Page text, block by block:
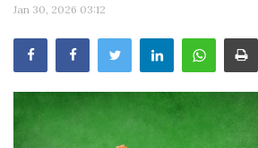
DONASI
Umat Kapel Kanisius dan Laudato Si'
Ekologia
Laudate Deum
Buruh Migran Dalam Media
Jan 30, 2026 03:12